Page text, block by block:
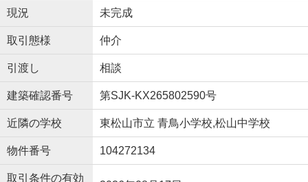
現況 未完成
取引態様 仲介
引渡し 相談
建築確認番号 第SJK-KX265802590号
近隣の学校 東松山市立 青鳥小学校,松山中学校
物件番号 104272134
取引条件の有効